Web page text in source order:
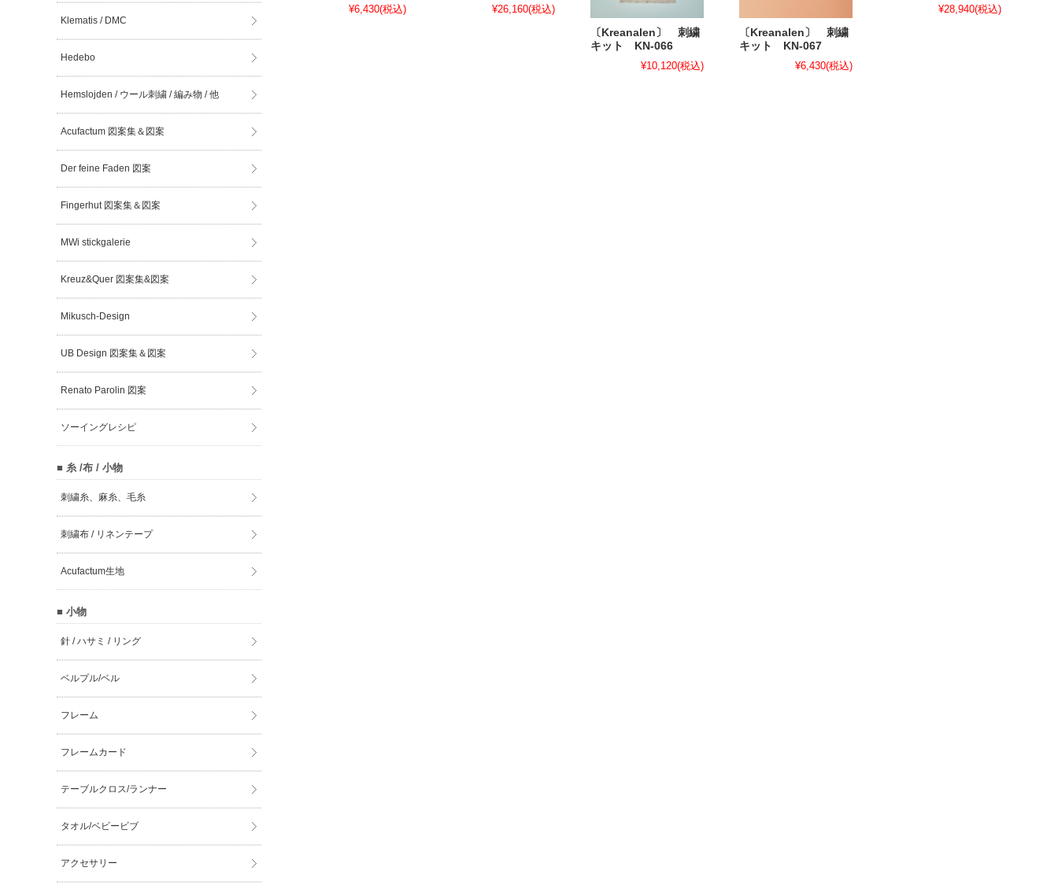
¥6,430(税込)
¥26,160(税込)
〔Kreanalen〕 刺繍
キット KN-066
¥10,120(税込)
〔Kreanalen〕 刺繍
キット KN-067
¥6,430(税込)
¥28,940(税込)
Klematis / DMC
Hedebo
Hemslojden / ウール刺繍 / 編み物 / 他
Acufactum 図案集＆図案
Der feine Faden 図案
Fingerhut 図案集＆図案
MWi stickgalerie
Kreuz&Quer 図案集&図案
Mikusch-Design
UB Design 図案集＆図案
Renato Parolin 図案
ソーイングレシピ
■ 糸 /布 / 小物
刺繍糸、麻糸、毛糸
刺繍布 / リネンテープ
Acufactum生地
■ 小物
針 / ハサミ / リング
ベルプル/ベル
フレーム
フレームカード
テーブルクロス/ランナー
タオル/ベビービブ
アクセサリー